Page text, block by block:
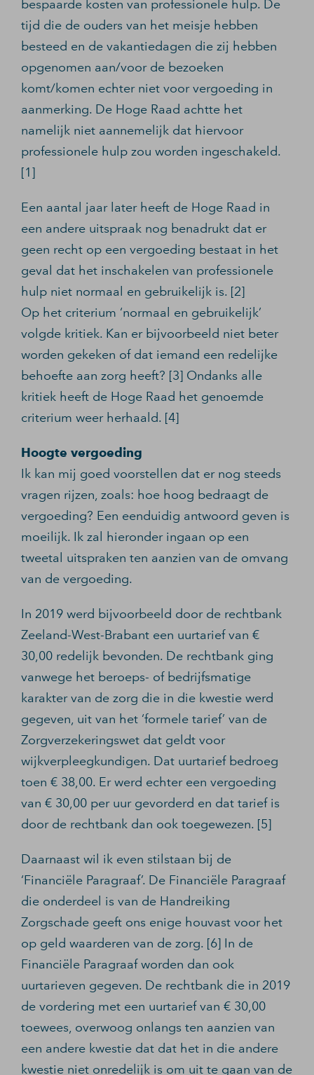
bespaarde kosten van professionele hulp. De
tijd die de ouders van het meisje hebben
besteed en de vakantiedagen die zij hebben
opgenomen aan/voor de bezoeken
komt/komen echter niet voor vergoeding in
aanmerking. De Hoge Raad achtte het
namelijk niet aannemelijk dat hiervoor
professionele hulp zou worden ingeschakeld.
[1]
Een aantal jaar later heeft de Hoge Raad in
een andere uitspraak nog benadrukt dat er
geen recht op een vergoeding bestaat in het
geval dat het inschakelen van professionele
hulp niet normaal en gebruikelijk is. [2]
Op het criterium ‘normaal en gebruikelijk’
volgde kritiek. Kan er bijvoorbeeld niet beter
worden gekeken of dat iemand een redelijke
behoefte aan zorg heeft? [3] Ondanks alle
kritiek heeft de Hoge Raad het genoemde
criterium weer herhaald. [4]
Hoogte vergoeding
Ik kan mij goed voorstellen dat er nog steeds
vragen rijzen, zoals: hoe hoog bedraagt de
vergoeding? Een eenduidig antwoord geven is
moeilijk. Ik zal hieronder ingaan op een
tweetal uitspraken ten aanzien van de omvang
van de vergoeding.
In 2019 werd bijvoorbeeld door de rechtbank
Zeeland-West-Brabant een uurtarief van €
30,00 redelijk bevonden. De rechtbank ging
vanwege het beroeps- of bedrijfsmatige
karakter van de zorg die in die kwestie werd
gegeven, uit van het ‘formele tarief’ van de
Zorgverzekeringswet dat geldt voor
wijkverpleegkundigen. Dat uurtarief bedroeg
toen € 38,00. Er werd echter een vergoeding
van € 30,00 per uur gevorderd en dat tarief is
door de rechtbank dan ook toegewezen. [5]
Daarnaast wil ik even stilstaan bij de
‘Financiële Paragraaf’. De Financiële Paragraaf
die onderdeel is van de Handreiking
Zorgschade geeft ons enige houvast voor het
op geld waarderen van de zorg. [6] In de
Financiële Paragraaf worden dan ook
uurtarieven gegeven. De rechtbank die in 2019
de vordering met een uurtarief van € 30,00
toewees, overwoog onlangs ten aanzien van
een andere kwestie dat dat het in die andere
kwestie niet onredelijk is om uit te gaan van de